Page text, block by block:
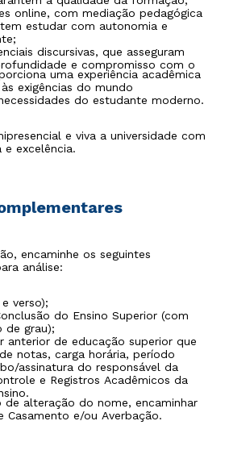
online, com mediação pedagógica
estudar com autonomia e
discursivas, que asseguram
e compromisso com o
uma experiência acadêmica
exigências do mundo
do estudante moderno.
e viva a universidade com
e excelência.
encaminhe os seguintes
análise:
verso);
do Ensino Superior (com
de grau);
anterior de educação superior que
notas, carga horária, período
assinatura do responsável da
e Registros Acadêmicos da
alteração do nome, encaminhar
Casamento e/ou Averbação.